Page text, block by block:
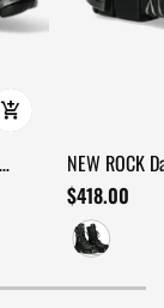
NEW ROCK
Doppel-
$418.00